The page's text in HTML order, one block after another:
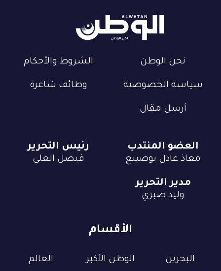
نحن الوطن الشروط والأحكام
سياسة الخصوصية وظائف شاغرة
أرسل مقال
الأقسام
البحرين الوطن الأكبر العالم
العضو المنتدب
معاذ عادل بوصيبع
رئيس التحرير
فيصل العلي
مدير التحرير
وليد صبري